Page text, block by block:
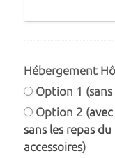
Hébergement
Option 1
Option 2 (
sans les repas
accessoires)